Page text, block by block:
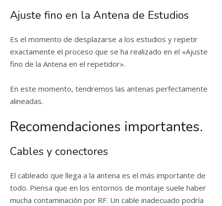
Ajuste fino en la Antena de Estudios
Es el momento de desplazarse a los estudios y repetir
exactamente el proceso que se ha realizado en el «Ajuste
fino de la Antena en el repetidor».
En este momento, tendremos las antenas perfectamente
alineadas.
Recomendaciones importantes.
Cables y conectores
El cableado que llega a la antena es el más importante de
todo. Piensa que en los entornos de montaje suele haber
mucha contaminación por RF. Un cable inadecuado podría